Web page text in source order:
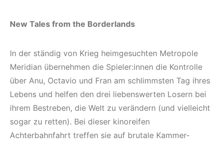
New Tales from the Borderlands
In der ständig von Krieg heimgesuchten Metropole
Meridian übernehmen die Spieler:innen die Kontrolle
über Anu, Octavio und Fran am schlimmsten Tag ihres
Lebens und helfen den drei liebenswerten Losern bei
ihrem Bestreben, die Welt zu verändern (und vielleicht
sogar zu retten). Bei dieser kinoreifen
Achterbahnfahrt treffen sie auf brutale Kammer-